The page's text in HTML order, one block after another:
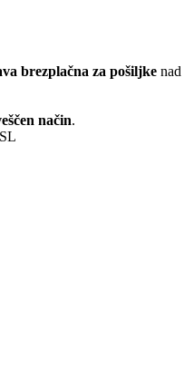
brezplačna za pošiljke nad
način.